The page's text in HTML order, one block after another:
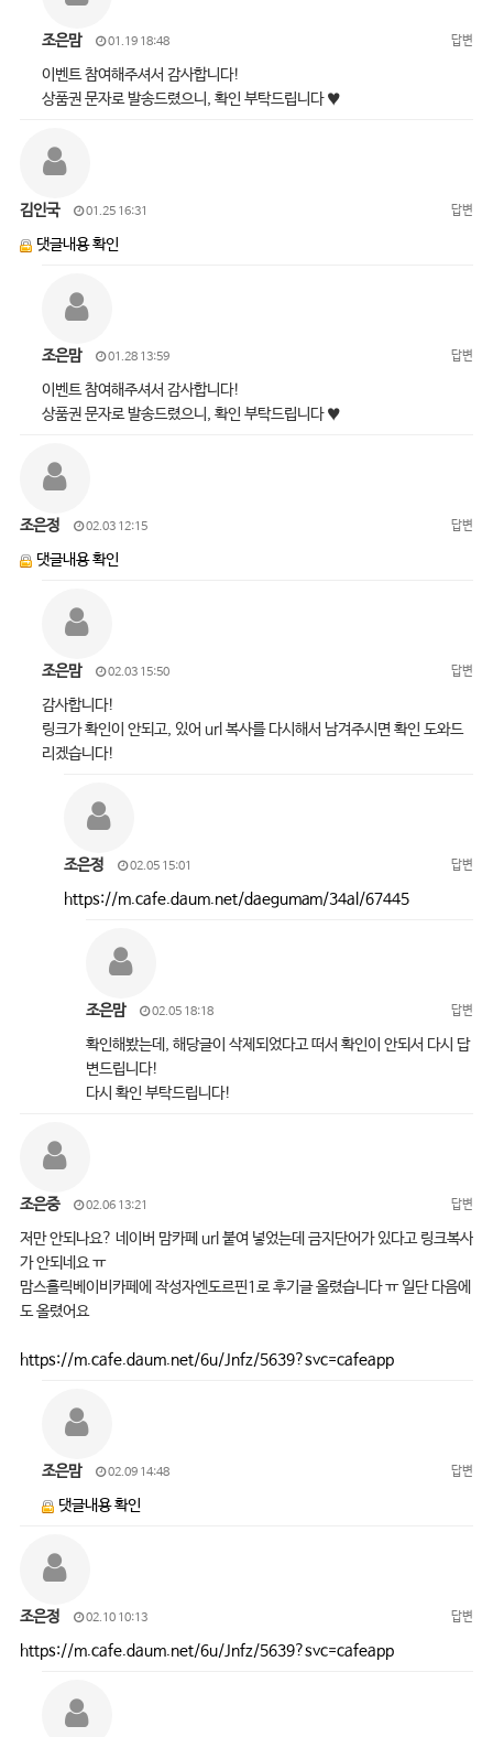
조은맘 01.19 18:48 답변
이벤트 참여해주셔서 감사합니다!
상품권 문자로 발송드렸으니, 확인 부탁드립니다 ♥
김인국 01.25 16:31 답변
댓글내용 확인
조은맘 01.28 13:59 답변
이벤트 참여해주셔서 감사합니다!
상품권 문자로 발송드렸으니, 확인 부탁드립니다 ♥
조은정 02.03 12:15 답변
댓글내용 확인
조은맘 02.03 15:50 답변
감사합니다!
링크가 확인이 안되고, 있어 url 복사를 다시해서 남겨주시면 확인 도와드
리겠습니다!
조은정 02.05 15:01 답변
https://m.cafe.daum.net/daegumam/34al/67445
조은맘 02.05 18:18 답변
확인해봤는데, 해당글이 삭제되었다고 떠서 확인이 안되서 다시 답
변드립니다!
다시 확인 부탁드립니다!
조은중 02.06 13:21 답변
저만 안되나요? 네이버 맘카페 url 붙여 넣었는데 금지단어가 있다고 링크복사
가 안되네요 ㅠ
맘스홀릭베이비카페에 작성자엔도르핀1로 후기글 올렸습니다 ㅠ 일단 다음에
도 올렸어요
https://m.cafe.daum.net/6u/Jnfz/5639?svc=cafeapp
조은맘 02.09 14:48 답변
댓글내용 확인
조은정 02.10 10:13 답변
https://m.cafe.daum.net/6u/Jnfz/5639?svc=cafeapp